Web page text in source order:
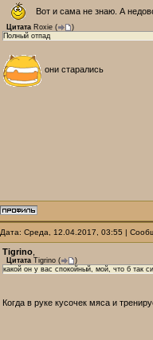
Вот и сама не знаю. А
Цитата Roxie (
)
Полный отпад
они старались
Дата: Среда, 12.04.2017, 03:55 |
Tigrino
Цитата Tigrino (
)
какой он у вас спокойный, мой, что б так
Когда в руке кусочек мяса и